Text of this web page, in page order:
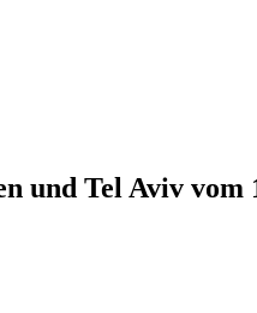
und Tel Aviv